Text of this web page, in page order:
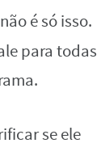
é só isso.
para todas
se ele